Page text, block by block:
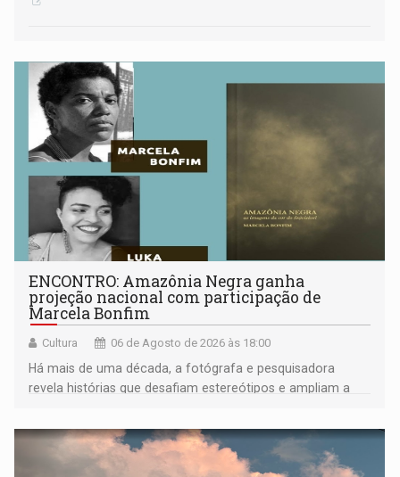
ENCONTRO: Amazônia Negra ganha
projeção nacional com participação de
Marcela Bonfim
Cultura 06 de Agosto de 2026 às 18:00
Há mais de uma década, a fotógrafa e pesquisadora
revela histórias que desafiam estereótipos e ampliam a
negras